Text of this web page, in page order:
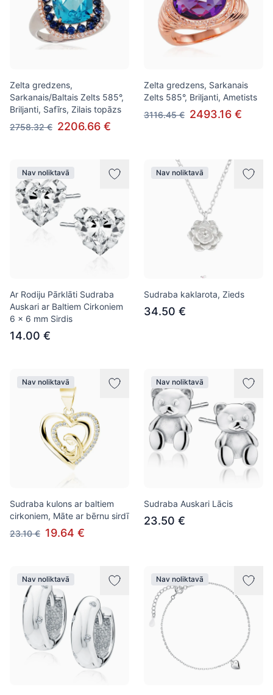
Zelta gredzens,
Sarkanais/Baltais Zelts 585°,
Briljanti, Safīrs, Zilais topāzs
2758.32 € 2206.66 €
Zelta gredzens, Sarkanais
Zelts 585°, Briljanti, Ametists
3116.45 € 2493.16 €
Nav noliktavā
Ar Rodiju Pārklāti Sudraba
Auskari ar Baltiem Cirkoniem
6 x 6 mm Sirdis
14.00 €
Nav noliktavā
Sudraba kaklarota, Zieds
34.50 €
Nav noliktavā
Sudraba kulons ar baltiem
cirkoniem, Māte ar bērnu sirdī
23.10 € 19.64 €
Nav noliktavā
Sudraba Auskari Lācis
23.50 €
Nav noliktavā Nav noliktavā